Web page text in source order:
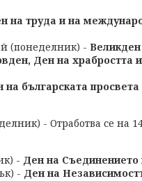
на труда и на
-
Ден на храбростта
на българската просвета
- Отработва се на
- Ден на Съединението
- Ден на